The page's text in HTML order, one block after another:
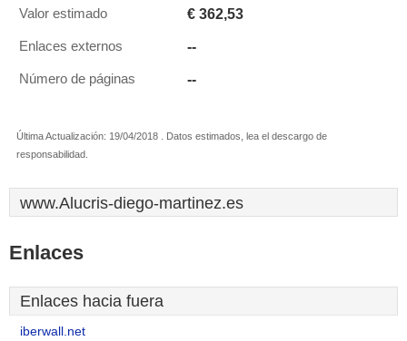
Valor estimado € 362,53
Enlaces externos --
Número de páginas --
Última Actualización: 19/04/2018 . Datos estimados, lea el descargo de
responsabilidad.
www.Alucris-diego-martinez.es
Enlaces
Enlaces hacia fuera
iberwall.net